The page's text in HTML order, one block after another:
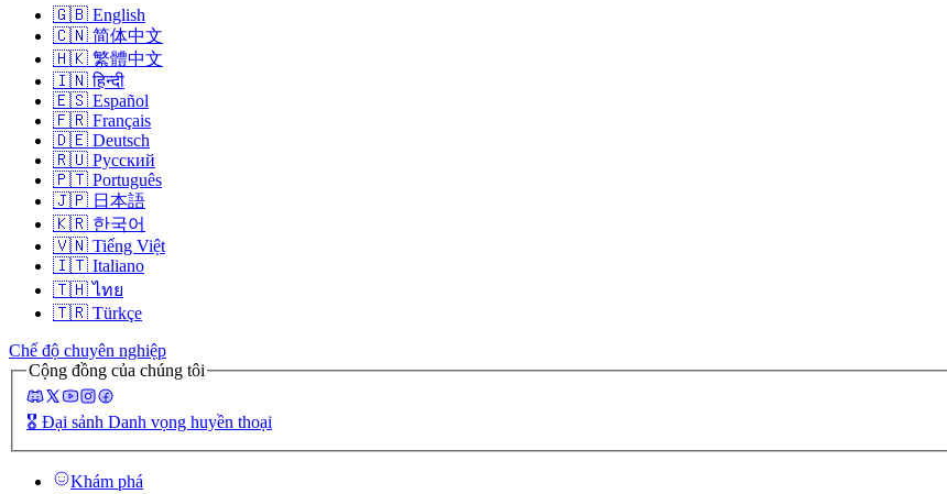
🇬🇧 English
🇨🇳 简体中文
🇭🇰 繁體中文
🇮🇳 हिन्दी
🇪🇸 Español
🇫🇷 Français
🇩🇪 Deutsch
🇷🇺 Русский
🇵🇹 Português
🇯🇵 日本語
🇰🇷 한국어
🇻🇳 Tiếng Việt
🇮🇹 Italiano
🇹🇭 ไทย
🇹🇷 Türkçe
Chế độ chuyên nghiệp
Cộng đồng của chúng tôi
🎖️ Đại sảnh Danh vọng huyền thoại
Khám phá